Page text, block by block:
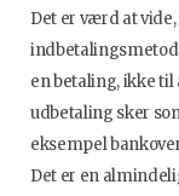
Det er værd at
en betaling, ikke til
udbetaling sker
eksempel
Det er en